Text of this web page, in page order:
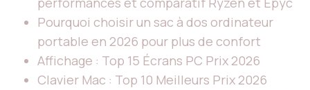
Pourquoi choisir un sac à dos ordinateur
portable en 2026 pour plus de confort
Affichage : Top 15 Écrans PC Prix 2026
Clavier Mac : Top 10 Meilleurs Prix 2026